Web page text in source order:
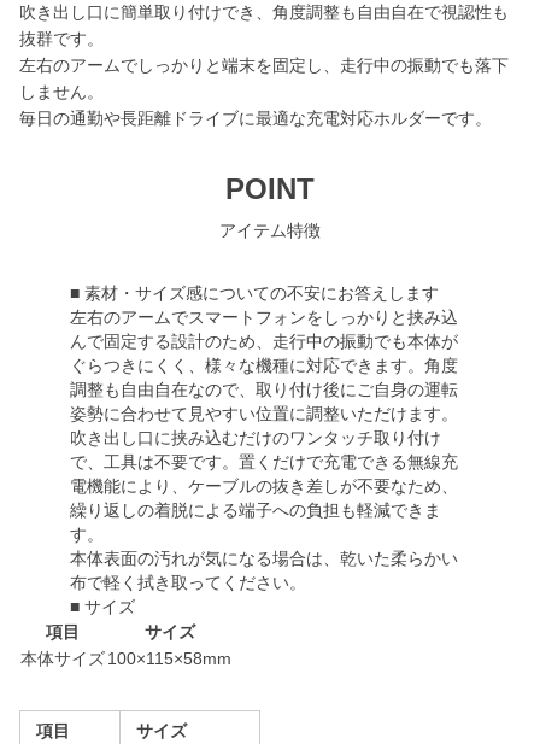
吹き出し口に簡単取り付けでき、角度調整も自由自在で視認性も
抜群です。
左右のアームでしっかりと端末を固定し、走行中の振動でも落下
しません。
毎日の通勤や長距離ドライブに最適な充電対応ホルダーです。
POINT
アイテム特徴
■ 素材・サイズ感についての不安にお答えします
左右のアームでスマートフォンをしっかりと挟み込
んで固定する設計のため、走行中の振動でも本体が
ぐらつきにくく、様々な機種に対応できます。角度
調整も自由自在なので、取り付け後にご自身の運転
姿勢に合わせて見やすい位置に調整いただけます。
吹き出し口に挟み込むだけのワンタッチ取り付け
で、工具は不要です。置くだけで充電できる無線充
電機能により、ケーブルの抜き差しが不要なため、
繰り返しの着脱による端子への負担も軽減できま
す。
本体表面の汚れが気になる場合は、乾いた柔らかい
布で軽く拭き取ってください。
■ サイズ
項目
サイズ
本体サイズ100×115×58mm
項目 サイズ